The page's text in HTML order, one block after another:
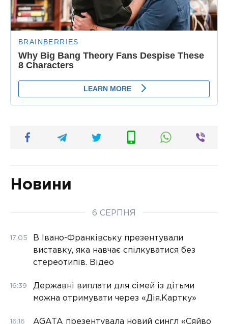
Новини
6 СЕРПНЯ
17:05
В Івано-Франківську презентували
виставку, яка навчає спілкуватися без
стереотипів. Відео
16:39
Державні виплати для сімей із дітьми
можна отримувати через «Дія.Картку»
16:16 AGATA презентувала новий сингл «Сяйво